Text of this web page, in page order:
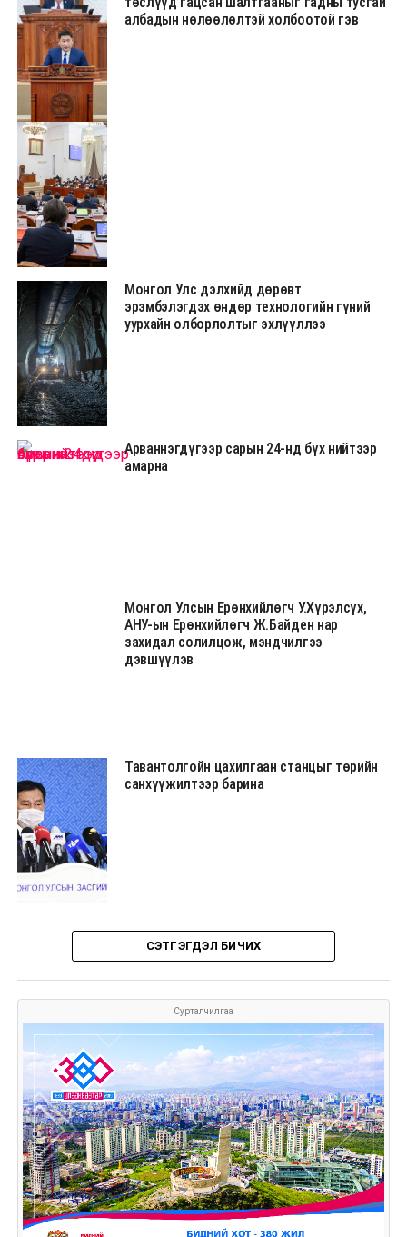
албадын нөлөөлөлтэй холбоотой гэв
Монгол Улс дэлхийд дөрөвт
эрэмбэлэгдэх өндөр технологийн гүний
уурхайн олборлолтыг эхлүүллээ
Арваннэгдүгээр сарын 24-нд бүх нийтээр
амарна
Монгол Улсын Ерөнхийлөгч У.Хүрэлсүх,
АНУ-ын Ерөнхийлөгч Ж.Байден нар
захидал солилцож, мэндчилгээ
дэвшүүлэв
Тавантолгойн цахилгаан станцыг төрийн
санхүүжилтээр барина
СЭТГЭГДЭЛ БИЧИХ
Сурталчилгаа